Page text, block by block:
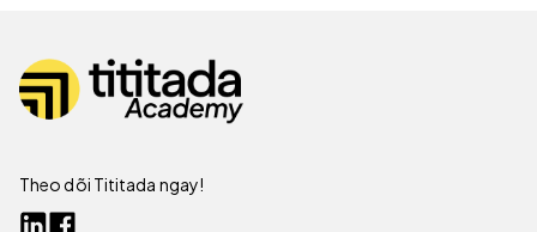
Theo dõi Tititada ngay!